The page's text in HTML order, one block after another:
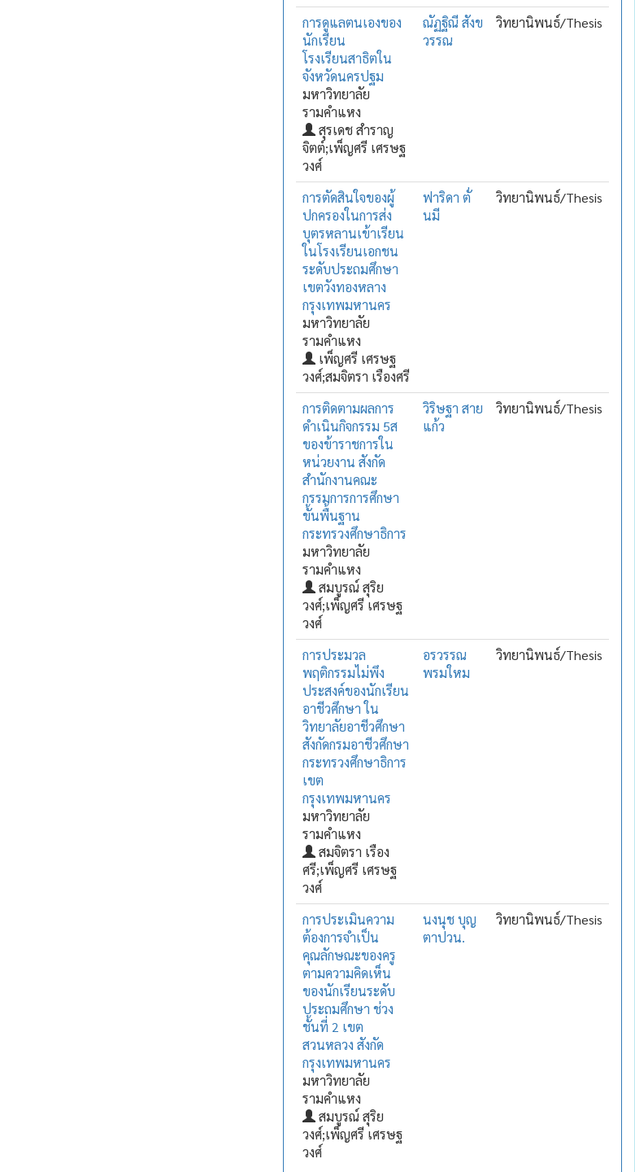
การดูแลตนเองของ
นักเรียน
โรงเรียนสาธิตใน
จังหวัดนครปฐม
มหาวิทยาลัย
รามคำแหง
สุรเดช สำราญ
จิตต์;เพ็ญศรี เศรษฐ
วงศ์
ณัฏฐิณี สังข
วรรณ
วิทยานิพนธ์/Thesis
การตัดสินใจของผู้
ปกครองในการส่ง
บุตรหลานเข้าเรียน
ในโรงเรียนเอกชน
ระดับประถมศึกษา
เขตวังทองหลาง
กรุงเทพมหานคร
มหาวิทยาลัย
รามคำแหง
เพ็ญศรี เศรษฐ
วงศ์;สมจิตรา เรืองศรี
ฟาริดา ตั่
นมี
วิทยานิพนธ์/Thesis
การติดตามผลการ
ดำเนินกิจกรรม 5ส
ของข้าราชการใน
หน่วยงาน สังกัด
สำนักงานคณะ
กรรมการการศึกษา
ขั้นพื้นฐาน
กระทรวงศึกษาธิการ
มหาวิทยาลัย
รามคำแหง
สมบูรณ์ สุริย
วงศ์;เพ็ญศรี เศรษฐ
วงศ์
วิริษฐา สาย
แก้ว
วิทยานิพนธ์/Thesis
การประมวล
พฤติกรรมไม่พึง
ประสงค์ของนักเรียน
อาชีวศึกษา ใน
วิทยาลัยอาชีวศึกษา
สังกัดกรมอาชีวศึกษา
กระทรวงศึกษาธิการ
เขต
กรุงเทพมหานคร
มหาวิทยาลัย
รามคำแหง
สมจิตรา เรือง
ศรี;เพ็ญศรี เศรษฐ
วงศ์
อรวรรณ
พรมใหม
วิทยานิพนธ์/Thesis
การประเมินความ
ต้องการจำเป็น
คุณลักษณะของครู
ตามความคิดเห็น
ของนักเรียนระดับ
ประถมศึกษา ช่วง
ชั้นที่ 2 เขต
สวนหลวง สังกัด
กรุงเทพมหานคร
มหาวิทยาลัย
รามคำแหง
สมบูรณ์ สุริย
วงศ์;เพ็ญศรี เศรษฐ
วงศ์
นงนุช บุญ
ตาปวน.
วิทยานิพนธ์/Thesis